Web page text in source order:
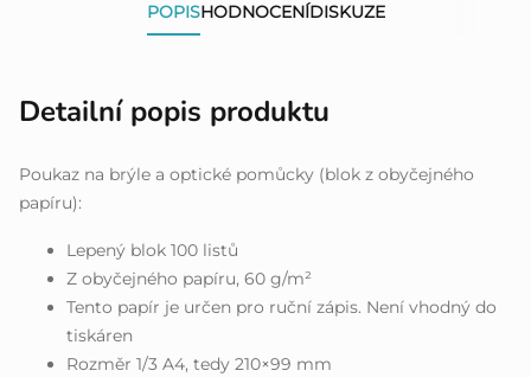
POPISHODNOCENÍDISKUZE
Detailní popis produktu
Poukaz na brýle a optické pomůcky (blok z obyčejného
papíru):
Lepený blok 100 listů
Z obyčejného papíru, 60 g/m²
Tento papír je určen pro ruční zápis. Není vhodný do
tiskáren
Rozměr 1/3 A4, tedy 210×99 mm